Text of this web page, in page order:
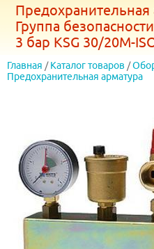
Предохранительная
Группа
3 бар KSG 30/20M-
Главная / Каталог товаров /
Предохранительная арматура